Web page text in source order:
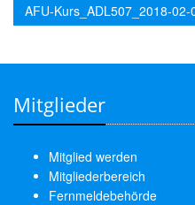
AFU-Kurs_ADL507_2018-02-
Mitglieder
Mitglied werden
Mitgliederbereich
Fernmeldebehörde